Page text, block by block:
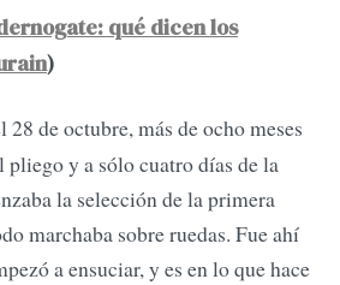
qué dicen los
)
28 de octubre, más de ocho meses
y a sólo cuatro días de la
la selección de la primera
marchaba sobre ruedas. Fue ahí
a ensuciar, y es en lo que hace